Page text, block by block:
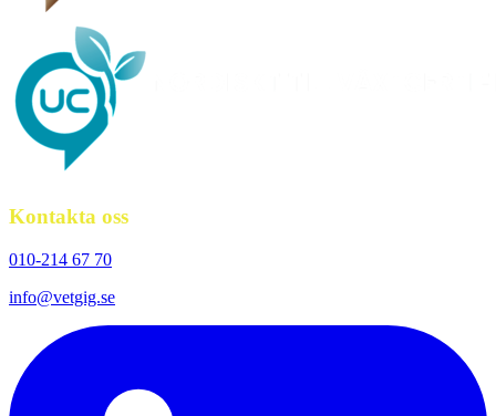
Kontakta oss
010-214 67 70
info@vetgig.se